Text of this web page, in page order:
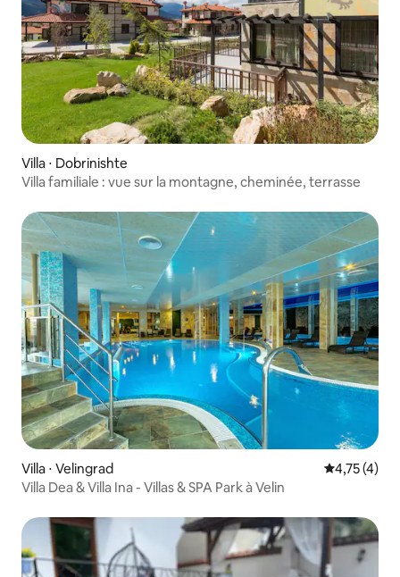
Villa ⋅ Dobrinishte
Villa familiale : vue sur la montagne, cheminée, terrasse
Villa ⋅ Velingrad Évaluation
4,75 (4)
Villa Dea & Villa Ina - Villas & SPA Park à Velin